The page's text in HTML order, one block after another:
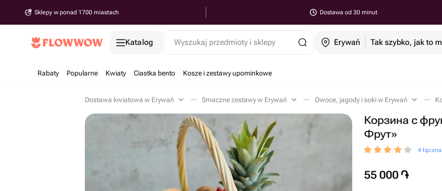
Sklepy w ponad 1700 miastach Dostawa od 30 minut
Katalog Wyszukaj przedmioty i sklepy Erywań Tak szybko, jak to
Rabaty Popularne Kwiaty Ciastka bento Kosze i zestawy upominkowe
Dostawa kwiatowa w Erywań Smaczne zestawy w Erywań Owoce, jagody i soki w Erywań
Корзина с
Фрут»
4
55 000 ֏